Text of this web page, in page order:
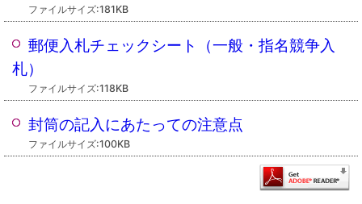
ファイルサイズ:181KB
郵便入札チェックシート（一般・指名競争入
札）
ファイルサイズ:118KB
封筒の記入にあたっての注意点
ファイルサイズ:100KB